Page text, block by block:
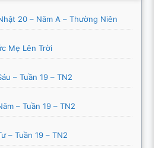
20 – Năm A – Thường Niên
Mẹ Lên Trời
– Tuần 19 – TN2
– Tuần 19 – TN2
– Tuần 19 – TN2